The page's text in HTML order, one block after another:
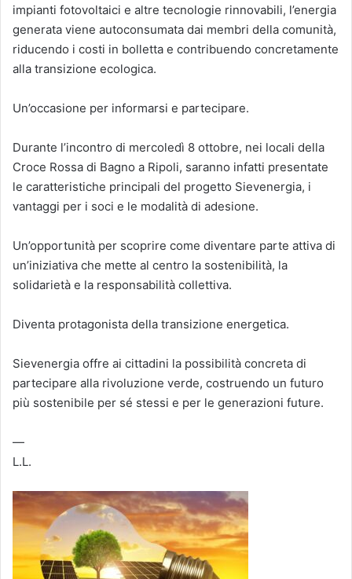
impianti fotovoltaici e altre tecnologie rinnovabili, l’energia
generata viene autoconsumata dai membri della comunità,
riducendo i costi in bolletta e contribuendo concretamente
alla transizione ecologica.
Un’occasione per informarsi e partecipare.
Durante l’incontro di mercoledì 8 ottobre, nei locali della
Croce Rossa di Bagno a Ripoli, saranno infatti presentate
le caratteristiche principali del progetto Sievenergia, i
vantaggi per i soci e le modalità di adesione.
Un’opportunità per scoprire come diventare parte attiva di
un’iniziativa che mette al centro la sostenibilità, la
solidarietà e la responsabilità collettiva.
Diventa protagonista della transizione energetica.
Sievenergia offre ai cittadini la possibilità concreta di
partecipare alla rivoluzione verde, costruendo un futuro
più sostenibile per sé stessi e per le generazioni future.
—
L.L.